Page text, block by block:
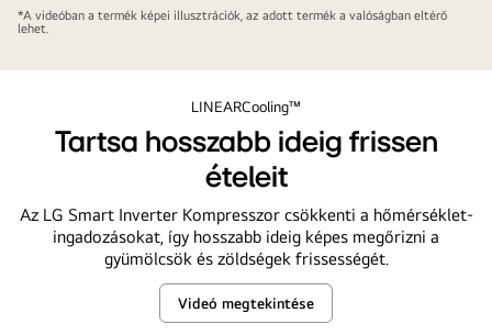
Kényeztesse
érzékeit
*A videóban a termék képei illusztrációk, az adott termék a valóságban eltérő
lehet.
LINEARCooling™
Tartsa hosszabb ideig frissen
ételeit
Az LG Smart Inverter Kompresszor csökkenti a hőmérséklet-
ingadozásokat, így hosszabb ideig képes megőrizni a
gyümölcsök és zöldségek frissességét.
Tartsa
hosszabb
Videó megtekintése